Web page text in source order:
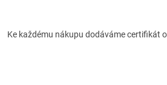
Ke každému nákupu dodáváme certifikát